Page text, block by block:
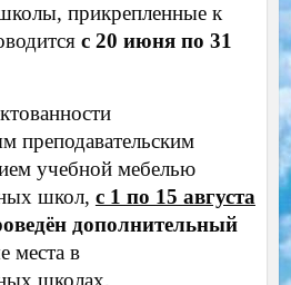
прикрепленные к
с 20 июня по 31
преподавательским
учебной мебелью
школ, с 1 по 15 августа
дополнительный
места в
школах.